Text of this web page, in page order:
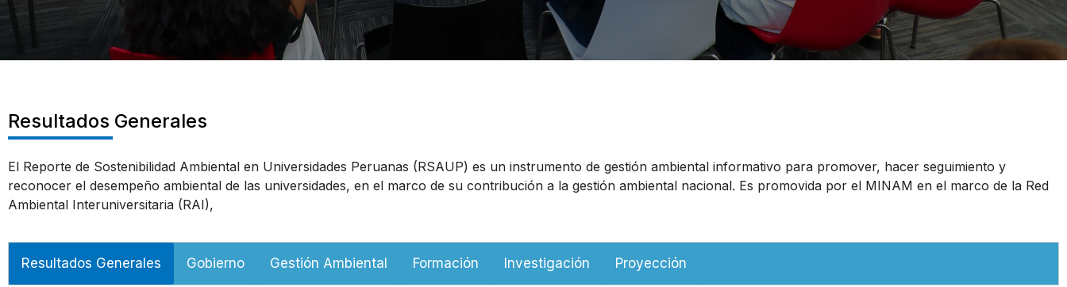
Resultados Generales
El Reporte de Sostenibilidad Ambiental en Universidades Peruanas (RSAUP) es un instrumento de gestión ambiental informativo para promover, hacer seguimiento y
reconocer el desempeño ambiental de las universidades, en el marco de su contribución a la gestión ambiental nacional. Es promovida por el MINAM en el marco de la Red
Ambiental Interuniversitaria (RAI),
Resultados Generales Gobierno Gestión Ambiental Formación Investigación Proyección